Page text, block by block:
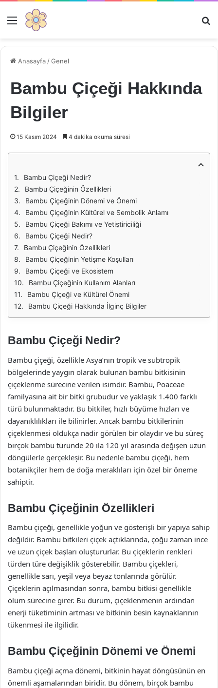
Menü
Anasayfa /Genel
Bambu Çiçeği Hakkında
Bilgiler
15 Kasım 2024 4 dakika okuma süresi
Bambu Çiçeği Nedir?
Bambu Çiçeğinin Özellikleri
Bambu Çiçeğinin Dönemi ve Önemi
Bambu Çiçeğinin Kültürel ve Sembolik Anlamı
Bambu Çiçeği Bakımı ve Yetiştiriciliği
Bambu Çiçeği Nedir?
Bambu Çiçeğinin Özellikleri
Bambu Çiçeğinin Yetişme Koşulları
Bambu Çiçeği ve Ekosistem
Bambu Çiçeğinin Kullanım Alanları
Bambu Çiçeği ve Kültürel Önemi
Bambu Çiçeği Hakkında İlginç Bilgiler
Bambu Çiçeği Nedir?
Bambu çiçeği, özellikle Asya’nın tropik ve subtropik
bölgelerinde yaygın olarak bulunan bambu bitkisinin
çiçeklenme sürecine verilen isimdir. Bambu, Poaceae
familyasına ait bir bitki grubudur ve yaklaşık 1.400 farklı
türü bulunmaktadır. Bu bitkiler, hızlı büyüme hızları ve
dayanıklılıkları ile bilinirler. Ancak bambu bitkilerinin
çiçeklenmesi oldukça nadir görülen bir olaydır ve bu süreç
birçok bambu türünde 20 ila 120 yıl arasında değişen uzun
döngülerle gerçekleşir. Bu nedenle bambu çiçeği, hem
botanikçiler hem de doğa meraklıları için özel bir öneme
sahiptir.
Bambu Çiçeğinin Özellikleri
Bambu çiçeği, genellikle yoğun ve gösterişli bir yapıya sahip
değildir. Bambu bitkileri çiçek açtıklarında, çoğu zaman ince
ve uzun çiçek başları oluştururlar. Bu çiçeklerin renkleri
türden türe değişiklik gösterebilir. Bambu çiçekleri,
genellikle sarı, yeşil veya beyaz tonlarında görülür.
Çiçeklerin açılmasından sonra, bambu bitkisi genellikle
ölüm sürecine girer. Bu durum, çiçeklenmenin ardından
enerji tüketiminin artması ve bitkinin besin kaynaklarının
tükenmesi ile ilgilidir.
Bambu Çiçeğinin Dönemi ve Önemi
Bambu çiçeği açma dönemi, bitkinin hayat döngüsünün en
önemli aşamalarından biridir. Bu dönem, birçok bambu